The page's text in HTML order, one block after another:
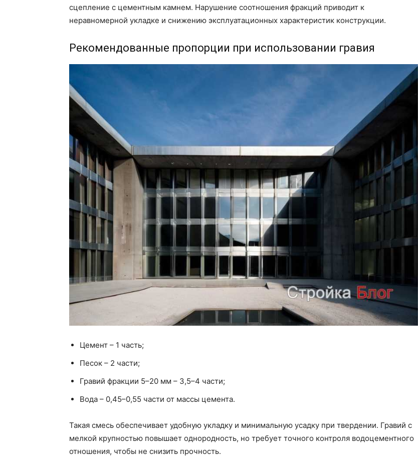
сцепление с цементным камнем. Нарушение соотношения фракций приводит к
неравномерной укладке и снижению эксплуатационных характеристик конструкции.
Рекомендованные пропорции при использовании гравия
Цемент – 1 часть;
Песок – 2 части;
Гравий фракции 5–20 мм – 3,5–4 части;
Вода – 0,45–0,55 части от массы цемента.
Такая смесь обеспечивает удобную укладку и минимальную усадку при твердении. Гравий с
мелкой крупностью повышает однородность, но требует точного контроля водоцементного
отношения, чтобы не снизить прочность.